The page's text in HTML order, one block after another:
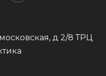
д 2/8 ТРЦ